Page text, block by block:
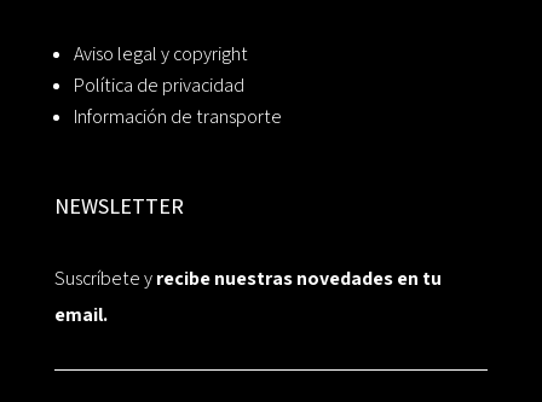
Aviso legal y copyright
Política de privacidad
Información de transporte
NEWSLETTER
Suscríbete yrecibe nuestras novedades en tu
email.